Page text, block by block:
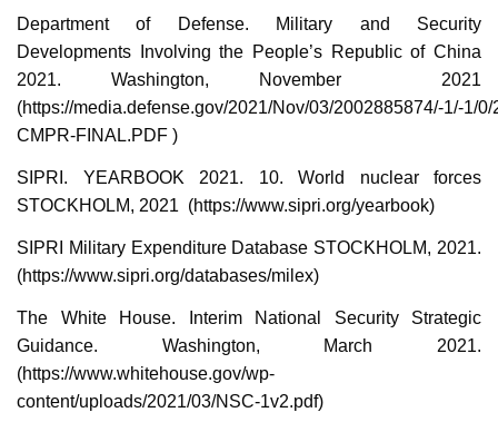
Department of Defense. Military and Security
Developments Involving the People’s Republic of China
2021. Washington, November 2021
(https://media.defense.gov/2021/Nov/03/2002885874/-1/-1/0/
CMPR-FINAL.PDF )
SIPRI. YEARBOOK 2021. 10. World nuclear forces
STOCKHOLM, 2021 (https://www.sipri.org/yearbook)
SIPRI Military Expenditure Database STOCKHOLM, 2021.
(https://www.sipri.org/databases/milex)
The White House. Interim National Security Strategic
Guidance. Washington, March 2021.
(https://www.whitehouse.gov/wp-
content/uploads/2021/03/NSC-1v2.pdf)